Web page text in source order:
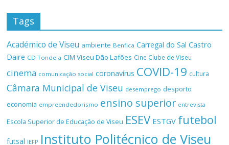
Tags
Académico de Viseu ambiente Benfica Carregal do Sal Castro
Daire CD Tondela CIM Viseu Dão Lafões Cine Clube de Viseu
cinema comunicação social coronavírus COVID-19 cultura
Câmara Municipal de Viseu desemprego desporto
economia empreendedorismo ensino superior entrevista
Escola Superior de Educação de Viseu ESEV ESTGV futebol
futsal IEFP Instituto Politécnico de Viseu